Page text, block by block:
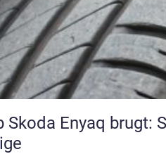
Skoda Enyaq brugt: